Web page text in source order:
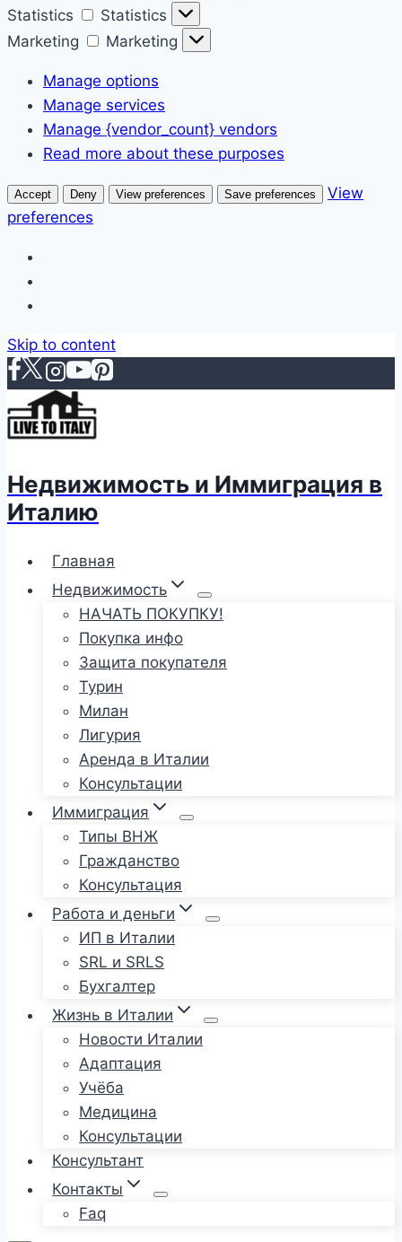
Statistics
Statistics
Marketing
Marketing
Manage options
Manage services
Manage {vendor_count} vendors
Read more about these purposes
Accept Deny View preferences Save preferences
View
preferences
Skip to content
Недвижимость и Иммиграция в
Италию
Главная
Недвижимость
НАЧАТЬ ПОКУПКУ!
Покупка инфо
Защита покупателя
Турин
Милан
Лигурия
Аренда в Италии
Консультации
Иммиграция
Типы ВНЖ
Гражданство
Консультация
Работа и деньги
ИП в Италии
SRL и SRLS
Бухгалтер
Жизнь в Италии
Новости Италии
Адаптация
Учёба
Медицина
Консультации
Консультант
Контакты
Faq